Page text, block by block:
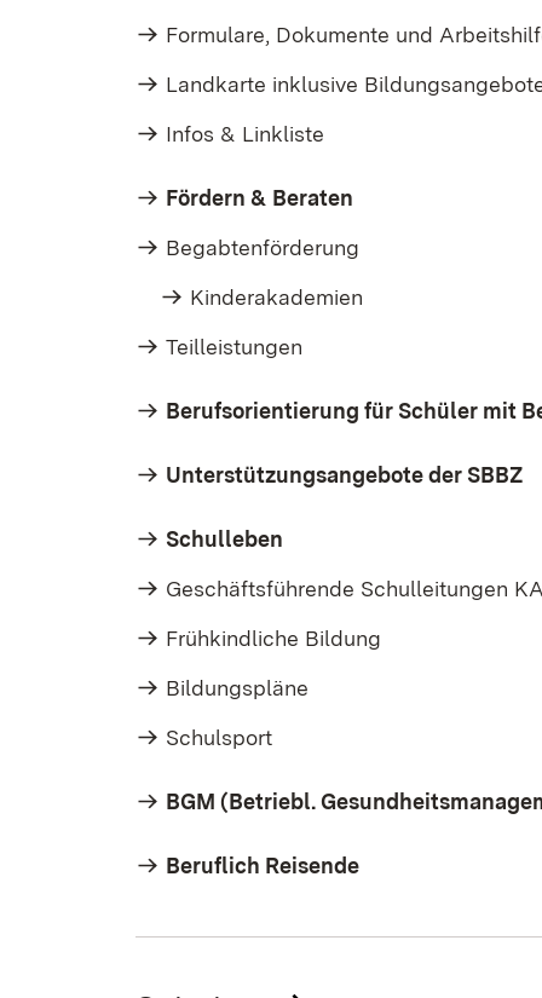
Formulare, Dokumente und
Landkarte inklusive
Infos & Linkliste
Fördern & Beraten
Begabtenförderung
Kinderakademien
Teilleistungen
Berufsorientierung für Schüler mit
Unterstützungsangebote der SBBZ
Schulleben
Geschäftsführende Schulleitungen KA
Frühkindliche Bildung
Bildungspläne
Schulsport
BGM (Betriebl.
Beruflich Reisende